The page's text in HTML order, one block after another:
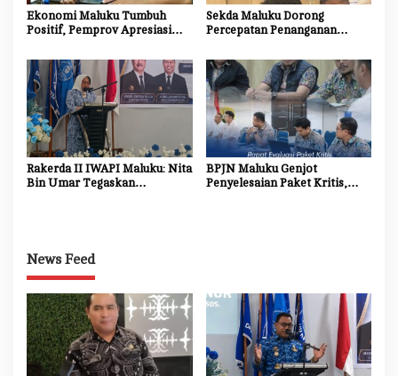
Ekonomi Maluku Tumbuh
Positif, Pemprov Apresiasi
Pelaku Usaha
Sekda Maluku Dorong
Percepatan Penanganan
Strategis Nasional Blok
Masela
Rakerda II IWAPI Maluku: Nita
Bin Umar Tegaskan
BPJN Maluku Genjot
Penyelesaian Paket Kritis,
News Feed